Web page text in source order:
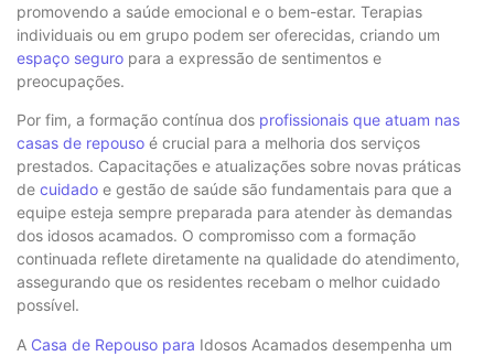
promovendo a saúde emocional e o bem-estar. Terapias
individuais ou em grupo podem ser oferecidas, criando um
espaço seguro para a expressão de sentimentos e
preocupações.
Por fim, a formação contínua dos profissionais que atuam nas
casas de repouso é crucial para a melhoria dos serviços
prestados. Capacitações e atualizações sobre novas práticas
de cuidado e gestão de saúde são fundamentais para que a
equipe esteja sempre preparada para atender às demandas
dos idosos acamados. O compromisso com a formação
continuada reflete diretamente na qualidade do atendimento,
assegurando que os residentes recebam o melhor cuidado
possível.
A Casa de Repouso para Idosos Acamados desempenha um